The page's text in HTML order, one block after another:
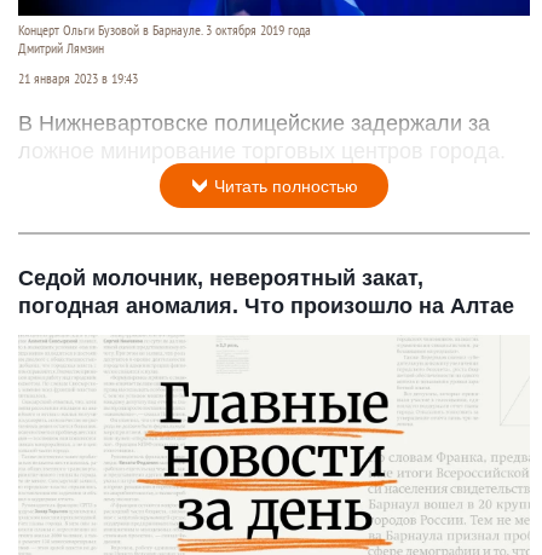
Концерт Ольги Бузовой в Барнауле. 3 октября 2019 года
Дмитрий Лямзин
21 января 2023 в 19:43
В Нижневартовске полицейские задержали за
ложное минирование торговых центров города.
Читать полностью
Седой молочник, невероятный закат,
погодная аномалия. Что произошло на Алтае